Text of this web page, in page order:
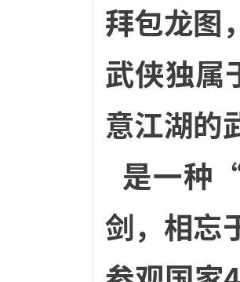
拜包龙图
武侠独
意江湖的
是一种
剑，相忘